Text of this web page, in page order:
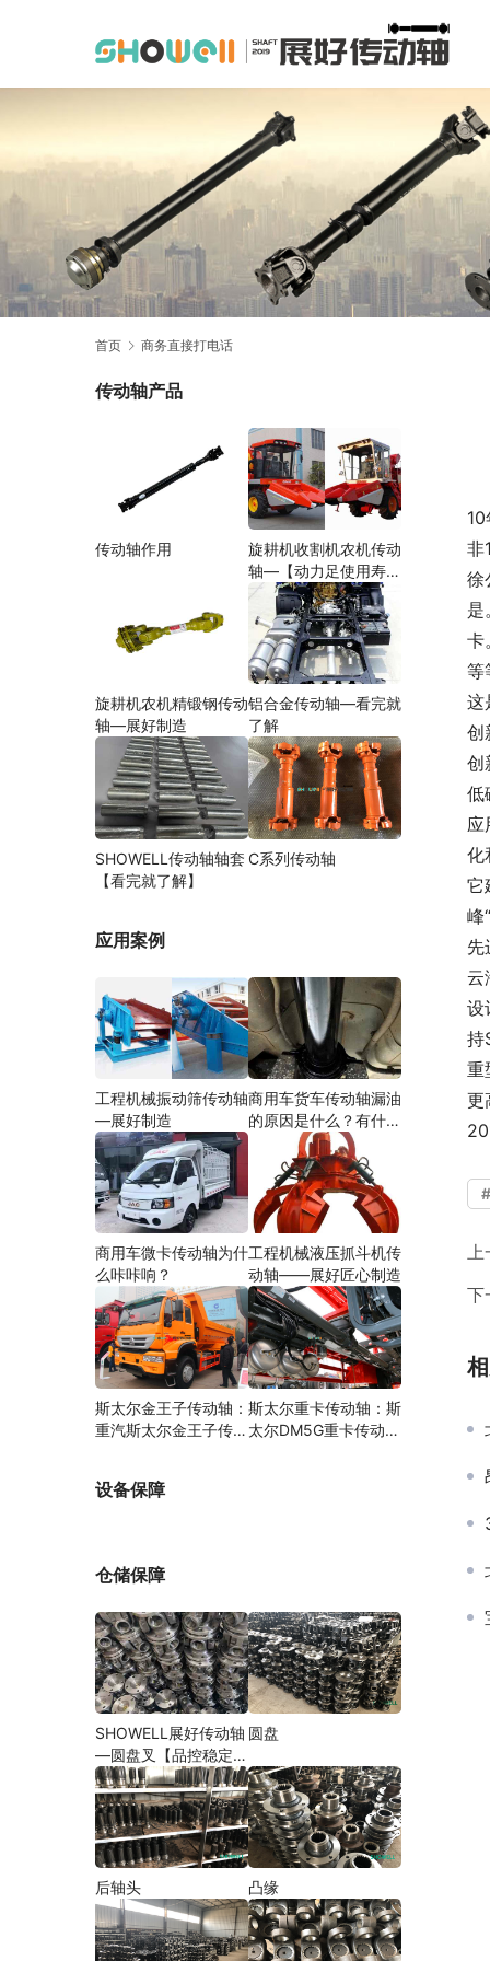
首页 商务直接打电话
非
徐
是
卡
等
这
创
创
低
应
化
它
峰
先
云
设
持
重
更
上
下
传动轴产品
传动轴作用
旋耕机收割机农机传动
轴—【动力足使用寿命
久】
旋耕机农机精锻钢传动
轴—展好制造
铝合金传动轴—看完就
了解
SHOWELL传动轴轴套
【看完就了解】
C系列传动轴
应用案例
工程机械振动筛传动轴
—展好制造
商用车货车传动轴漏油
的原因是什么？有什么
商用车微卡传动轴为什
么咔咔响？
工程机械液压抓斗机传
动轴——展好匠心制造
斯太尔金王子传动轴：
重汽斯太尔金王子传动
斯太尔重卡传动轴：斯
太尔DM5G重卡传动轴
设备保障
仓储保障
SHOWELL展好传动轴
—圆盘叉【品控稳定，
精密加工】
圆盘
后轴头 凸缘